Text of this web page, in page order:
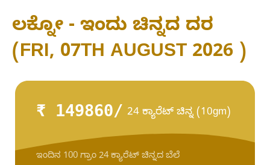
ಲಕ್ನೋ - ಇಂದು ಚಿನ್ನದ ದರ
(FRI, 07TH AUGUST 2026 )
₹ 149860/ 24 ಕ್ಯಾರೆಟ್ ಚಿನ್ನ (10gm)
ಇಂದಿನ 100 ಗ್ರಾಂ 24 ಕ್ಯಾರೆಟ್ ಚಿನ್ನದ ಬೆಲೆ